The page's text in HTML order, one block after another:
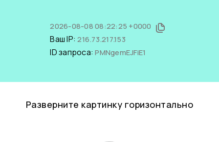
2026-08-08 08:22:25 +0000
Ваш IP:216.73.217.153
ID запроса:PMNgemEJFiE1
Разверните картинку горизонтально